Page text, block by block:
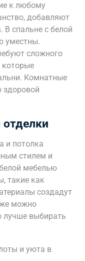
к любому
добавляют
спальне с белой
уместны.
сложного
которые
Комнатные
здоровой
и потолка
стилем и
мебелью
такие как
создадут
можно
лучше выбирать
и уюта в